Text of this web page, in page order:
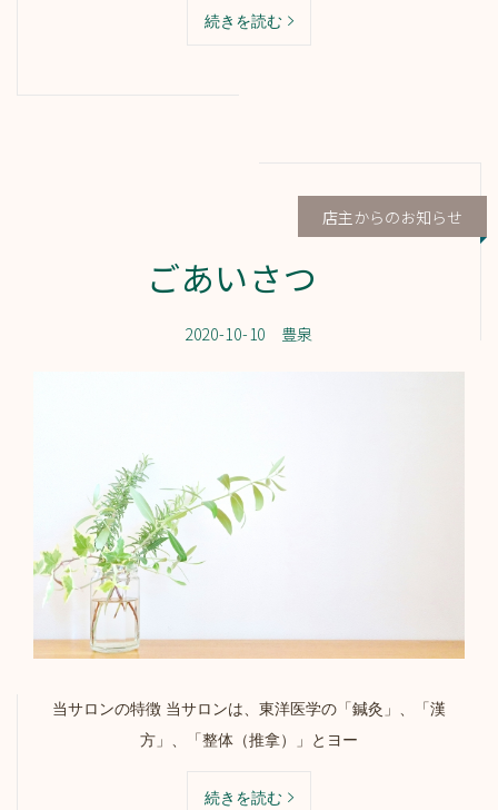
続きを読む
店主からのお知らせ
ごあいさつ
2020-10-10 豊泉
当サロンの特徴 当サロンは、東洋医学の「鍼灸」、「漢
方」、「整体（推拿）」とヨー
続きを読む